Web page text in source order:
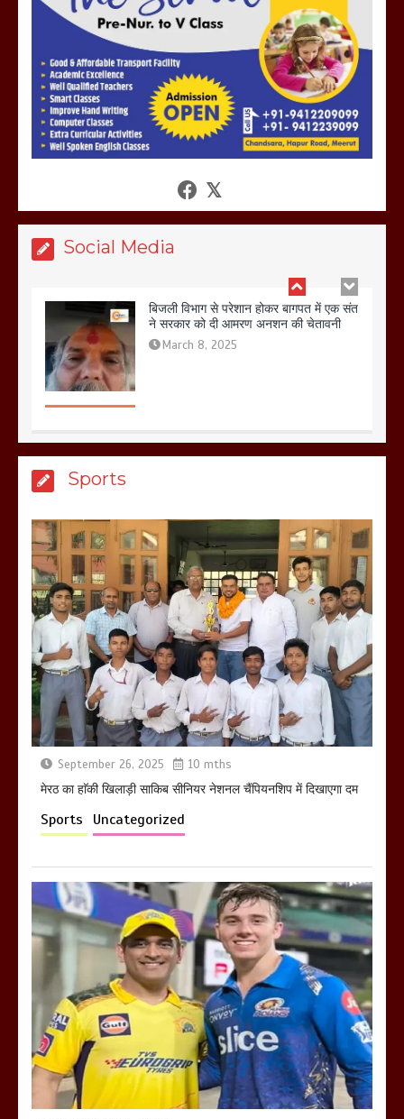
Social Media
तहस नहस,मोहल्ले वालों के साथ की गई गाली
गलोच ,कहा अगर रखी गई होली तो होगा खून
March 11, 2025
आखिर क्यों जैनुल सालीकिन को शहर काजी नहीं
शफीकुर्रहमान रहमान ने
बिजली विभाग से परेशान होकर बागपत में एक संत
ने सरकार को दी आमरण अनशन की चेतावनी
March 8, 2025
होलिका रखने पर लात मार कर होलिका को किया
तहस नहस,मोहल्ले वालों के साथ की गई गाली
गलोच ,कहा अगर रखी गई होली तो होगा खून
खराबा,
March 11, 2025
Sports
September 26, 2025 10 mths
मेरठ का हाॅकी खिलाड़ी साकिब सीनियर नेशनल चैंपियनशिप में दिखाएगा दम
Sports Uncategorized